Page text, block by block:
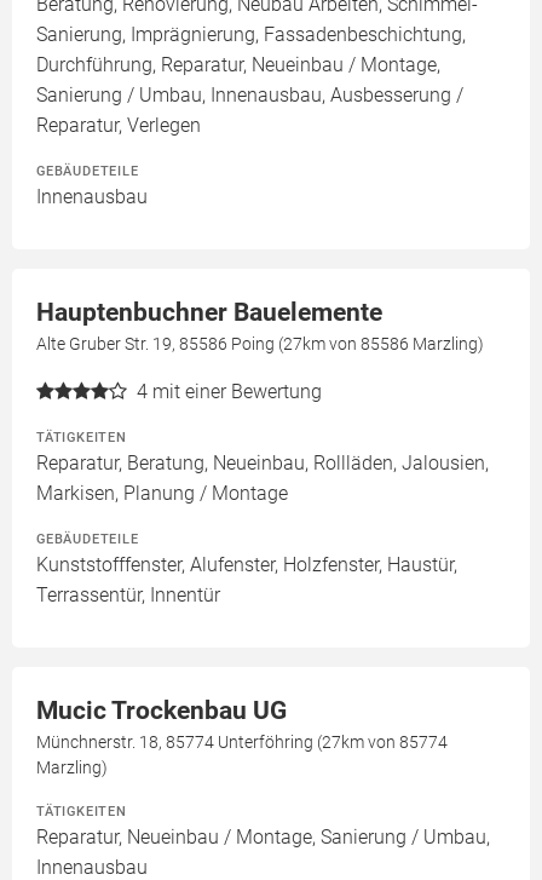
Sanierung, Imprägnierung, Fassadenbeschichtung,
Durchführung, Reparatur, Neueinbau / Montage,
Sanierung / Umbau, Innenausbau, Ausbesserung /
Reparatur, Verlegen
GEBÄUDETEILE
Innenausbau
Hauptenbuchner Bauelemente
Alte Gruber Str. 19, 85586 Poing (27km von 85586 Marzling)
4 mit einer Bewertung
TÄTIGKEITEN
Reparatur, Beratung, Neueinbau, Rollläden, Jalousien,
Markisen, Planung / Montage
GEBÄUDETEILE
Kunststofffenster, Alufenster, Holzfenster, Haustür,
Terrassentür, Innentür
Mucic Trockenbau UG
Münchnerstr. 18, 85774 Unterföhring (27km von 85774
Marzling)
TÄTIGKEITEN
Reparatur, Neueinbau / Montage, Sanierung / Umbau,
Innenausbau